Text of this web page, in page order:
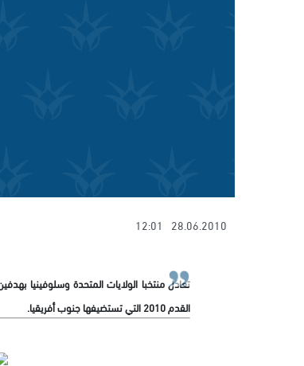
28.06.2010
12:01
تعادل منتخبا الولايات المتحدة وسلوفينيا
القدم 2010 التي تستضيفها جنوب أفريقيا.